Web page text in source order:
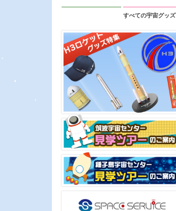
すべての宇宙グッズ